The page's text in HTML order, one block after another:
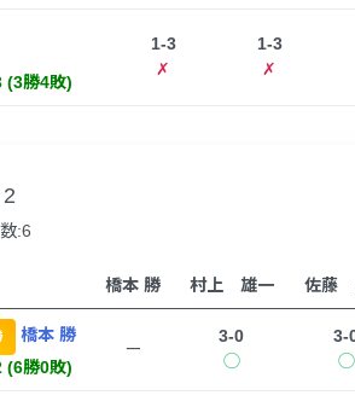
(3勝4敗)
1-3
✗
1-3
✗
:6
橋本 勝 村上 雄一 佐藤
橋本 勝
(6勝0敗)
ー
3-0
◯
3-
◯